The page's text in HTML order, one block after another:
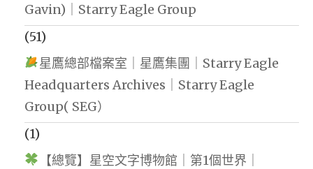
Gavin)｜Starry Eagle Group
(51)
星鷹總部檔案室｜星鷹集團｜Starry Eagle
Headquarters Archives｜Starry Eagle
Group( SEG）
(1)
【總覽】星空文字博物館｜第1個世界｜